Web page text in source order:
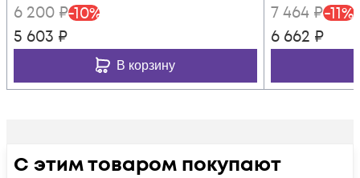
6 200 ₽-10%
5 603 ₽
В корзину
7 464 ₽-11%
6 662 ₽
С этим товаром покупают